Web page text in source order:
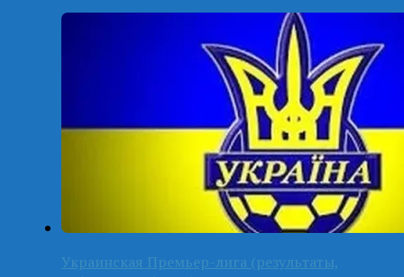
Украинская Премьер-лига (результаты,